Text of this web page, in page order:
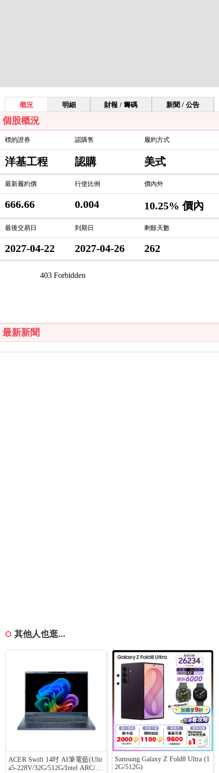
概況 明細 財報 / 籌碼 新聞 / 公告
個股概況
標的證券 認購售 履約方式
洋基工程 認購 美式
最新履約價 行使比例 價內外
666.66 0.004 10.25% 價內
最後交易日 到期日 剩餘天數
2027-04-22 2027-04-26 262
最新新聞
其他人也逛...
ACER Swift 14吋 AI筆電藍(Ultr
a5-228V/32G/512G/Intel ARC/W
Samsung Galaxy Z Fold8 Ultra (1
2G/512G)